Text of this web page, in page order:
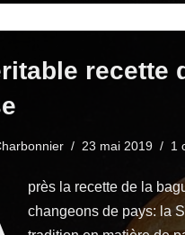
recette
23 mai 2019 1
près la recette de la
changeons de pays: la